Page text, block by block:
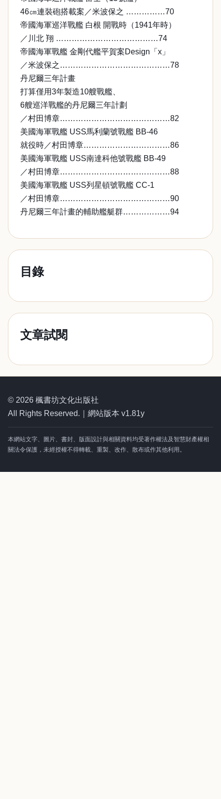
46㎝連裝砲搭載案／米波保之 ……………70
帝國海軍巡洋戰艦 白根 開戰時（1941年時）
／川北 翔 …………………………………74
帝國海軍戰艦 金剛代艦平賀案Design「x」
／米波保之……………………………………78
丹尼爾三年計畫
打算僅用3年製造10艘戰艦、
6艘巡洋戰艦的丹尼爾三年計劃
／村田博章……………………………………82
美國海軍戰艦 USS馬利蘭號戰艦 BB-46
就役時／村田博章……………………………86
美國海軍戰艦 USS南達科他號戰艦 BB-49
／村田博章……………………………………88
美國海軍戰艦 USS列星頓號戰艦 CC-1
／村田博章……………………………………90
丹尼爾三年計畫的輔助艦艇群………………94
目錄
文章試閱
© 2026 楓書坊文化出版社
All Rights Reserved.｜網站版本 v1.81y
本網站文字、圖片、書封、版面設計與相關資料均受著作權法及智慧財產權相
關法令保護，未經授權不得轉載、重製、改作、散布或作其他利用。